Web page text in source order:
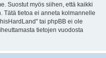
Suostut myös siihen, että kaikki
Tätä tietoa ei anneta kolmannelle
tai phpBB ei ole
tietojen vuodosta